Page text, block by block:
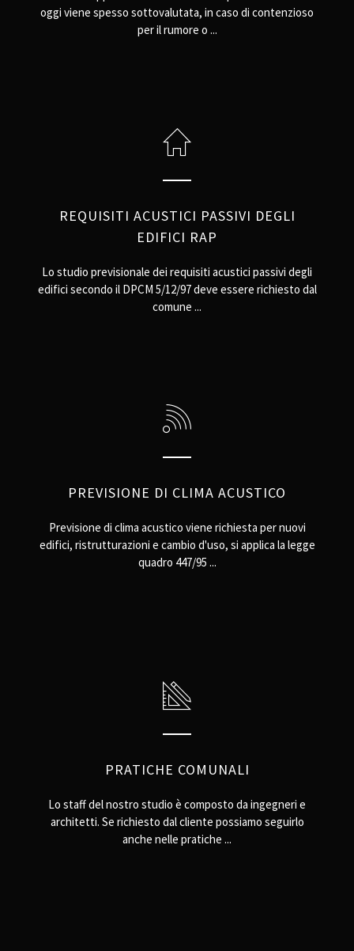
oggi viene spesso sottovalutata, in caso di contenzioso
per il rumore o ...
REQUISITI ACUSTICI PASSIVI DEGLI
EDIFICI RAP
Lo studio previsionale dei requisiti acustici passivi degli
edifici secondo il DPCM 5/12/97 deve essere richiesto dal
comune ...
PREVISIONE DI CLIMA ACUSTICO
Previsione di clima acustico viene richiesta per nuovi
edifici, ristrutturazioni e cambio d'uso, si applica la legge
quadro 447/95 ...
PRATICHE COMUNALI
Lo staff del nostro studio è composto da ingegneri e
architetti. Se richiesto dal cliente possiamo seguirlo
anche nelle pratiche ...